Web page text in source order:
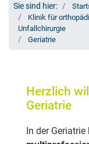
Sie sind hier:
Klinik für
Unfallchirurgie
Geriatrie
Herzlich
Geriatrie
In der